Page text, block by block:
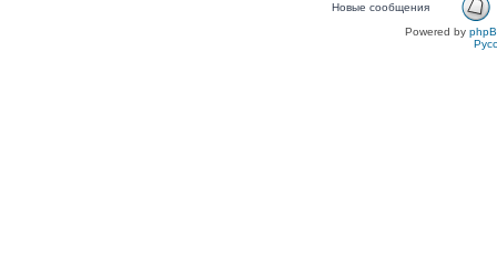
Новые сообщения
Powered by